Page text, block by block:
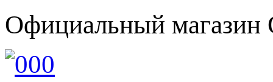
Официальный